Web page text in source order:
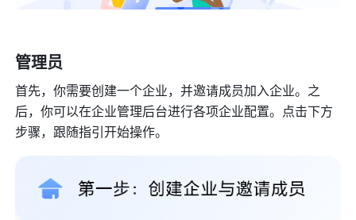
管理员
首先，你需要创建一个企业，并邀请成员加入企业。之
后，你可以在企业管理后台进行各项企业配置。点击下方
步骤，跟随指引开始操作。